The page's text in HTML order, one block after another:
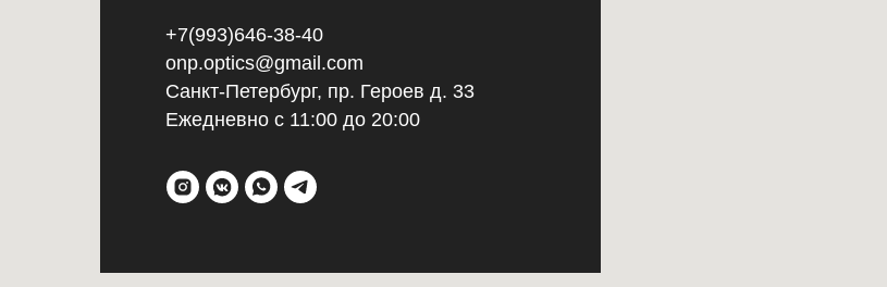
+7(993)646-38-40
onp.optics@gmail.com
Санкт-Петербург, пр. Героев д. 33
Ежедневно с 11:00 до 20:00